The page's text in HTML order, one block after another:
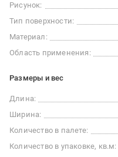
Рисунок:
Тип поверхности:
Материал:
Область применения:
Размеры и вес
Длина:
Ширина:
Количество в палете:
Количество в упаковке, кв.м: